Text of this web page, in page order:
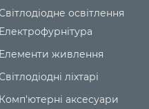
налаштування годинника
освітлення
Електрофурнітура
Елементи живлення
ліхтарі
Комп'ютерні аксесуари